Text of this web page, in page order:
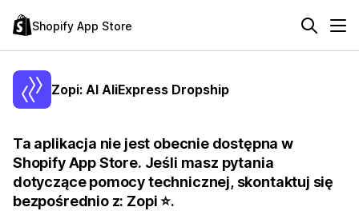
Shopify App Store
Zopi: AI AliExpress Dropship
Ta aplikacja nie jest obecnie dostępna w
Shopify App Store. Jeśli masz pytania
dotyczące pomocy technicznej, skontaktuj się
bezpośrednio z: Zopi ⭐.